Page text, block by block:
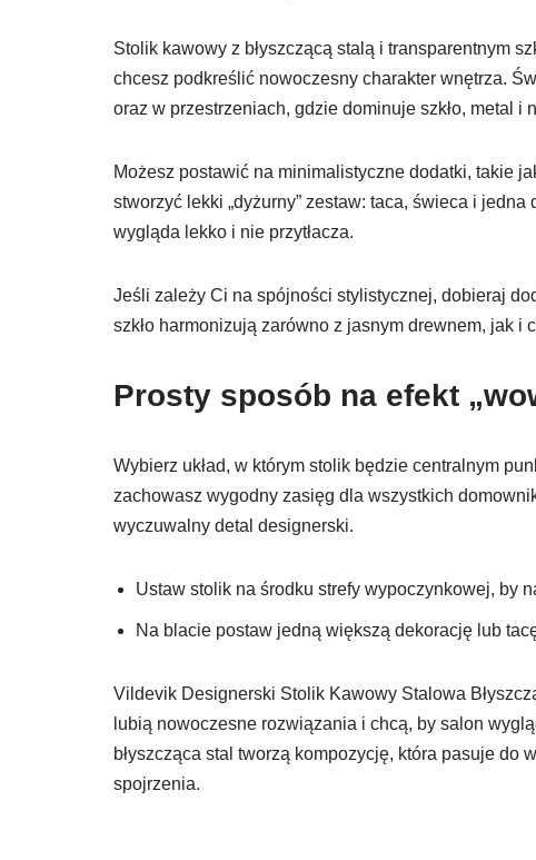
Stolik kawowy z błyszczącą stalą i transparentnym
chcesz podkreślić nowoczesny charakter wnętrza.
oraz w przestrzeniach, gdzie dominuje szkło, metal i
Możesz postawić na minimalistyczne dodatki, takie
stworzyć lekki „dyżurny” zestaw: taca, świeca i
wygląda lekko i nie przytłacza.
Jeśli zależy Ci na spójności stylistycznej, dobieraj
szkło harmonizują zarówno z jasnym drewnem, jak i
Prosty sposób na efekt
Wybierz układ, w którym stolik będzie centralnym
zachowasz wygodny zasięg dla wszystkich
wyczuwalny detal designerski.
Ustaw stolik na środku strefy wypoczynkowej, by
Na blacie postaw jedną większą dekorację lub
Vildevik Designerski Stolik Kawowy Stalowa
lubią nowoczesne rozwiązania i chcą, by salon
błyszcząca stal tworzą kompozycję, która pasuje
spojrzenia.